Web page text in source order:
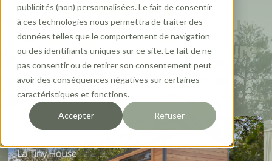
publicités (non) personnalisées. Le fait de consentir
à ces technologies nous permettra de traiter des
données telles que le comportement de navigation
ou des identifiants uniques sur ce site. Le fait de ne
pas consentir ou de retirer son consentement peut
avoir des conséquences négatives sur certaines
caractéristiques et fonctions.
Accepter Refuser
Quadrapol participe au
salon Destinations Nature
à Paris
Quadrapol